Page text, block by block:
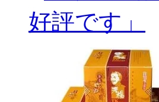
好評です」